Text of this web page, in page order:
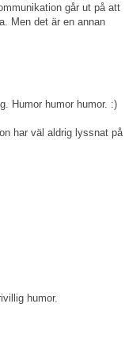
går ut på att
Men det är en annan
Humor humor humor. :)
har väl aldrig lyssnat på
humor.